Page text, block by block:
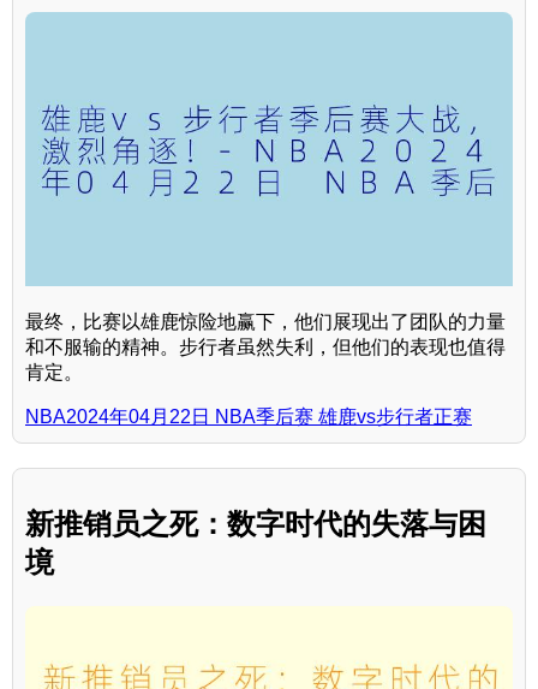
最终，比赛以雄鹿惊险地赢下，他们展现出了团队的力量
和不服输的精神。步行者虽然失利，但他们的表现也值得
肯定。
NBA2024年04月22日 NBA季后赛 雄鹿vs步行者正赛
新推销员之死：数字时代的失落与困
境